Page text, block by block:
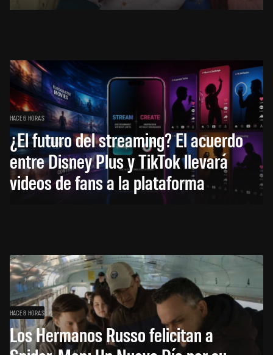
HACE 6 HORAS
¿El futuro del streaming? El acuerdo
entre Disney Plus y TikTok llevará
videos de fans a la plataforma
HACE 8 HORAS
Los Hermanos Russo felicitan a